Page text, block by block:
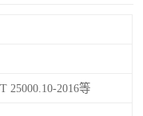
25000.10-2016等